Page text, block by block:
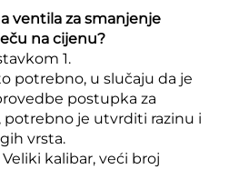
ventila za smanjenje
na cijenu?
1.
potrebno, u slučaju da je
postupka za
je utvrditi razinu i
vrsta.
Veliki kalibar, veći broj